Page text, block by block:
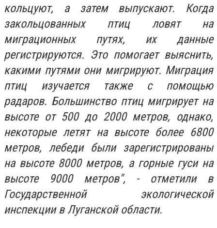
кольцуют, а затем выпускают. Когда
закольцованных птиц ловят на
миграционных путях, их данные
регистрируются. Это помогает выяснить,
какими путями они мигрируют. Миграция
птиц изучается также с помощью
радаров. Большинство птиц мигрирует на
высоте от 500 до 2000 метров, однако,
некоторые летят на высоте более 6800
метров, лебеди были зарегистрированы
на высоте 8000 метров, а горные гуси на
высоте 9000 метров", - отметили в
Государственной экологической
инспекции в Луганской области.